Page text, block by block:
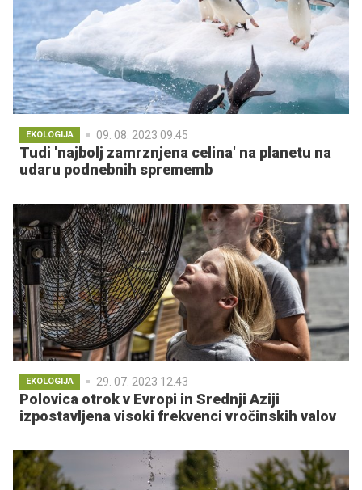
EKOLOGIJA 09. 08. 2023 09.45
Tudi 'najbolj zamrznjena celina' na planetu na
udaru podnebnih sprememb
EKOLOGIJA 29. 07. 2023 12.43
Polovica otrok v Evropi in Srednji Aziji
izpostavljena visoki frekvenci vročinskih valov